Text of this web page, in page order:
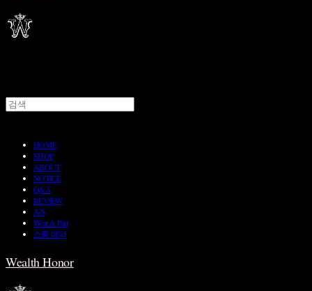
HOME
SHOP
ABOUT
NOTICE
Q&A
REVIEW
A/S
Wear & Pair
쇼룸 예약
Wealth Honor